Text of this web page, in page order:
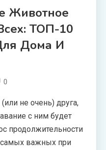
Животное
ТОП-10
Дома И
0
не очень) друга,
с ним будет
продолжительности
важных при